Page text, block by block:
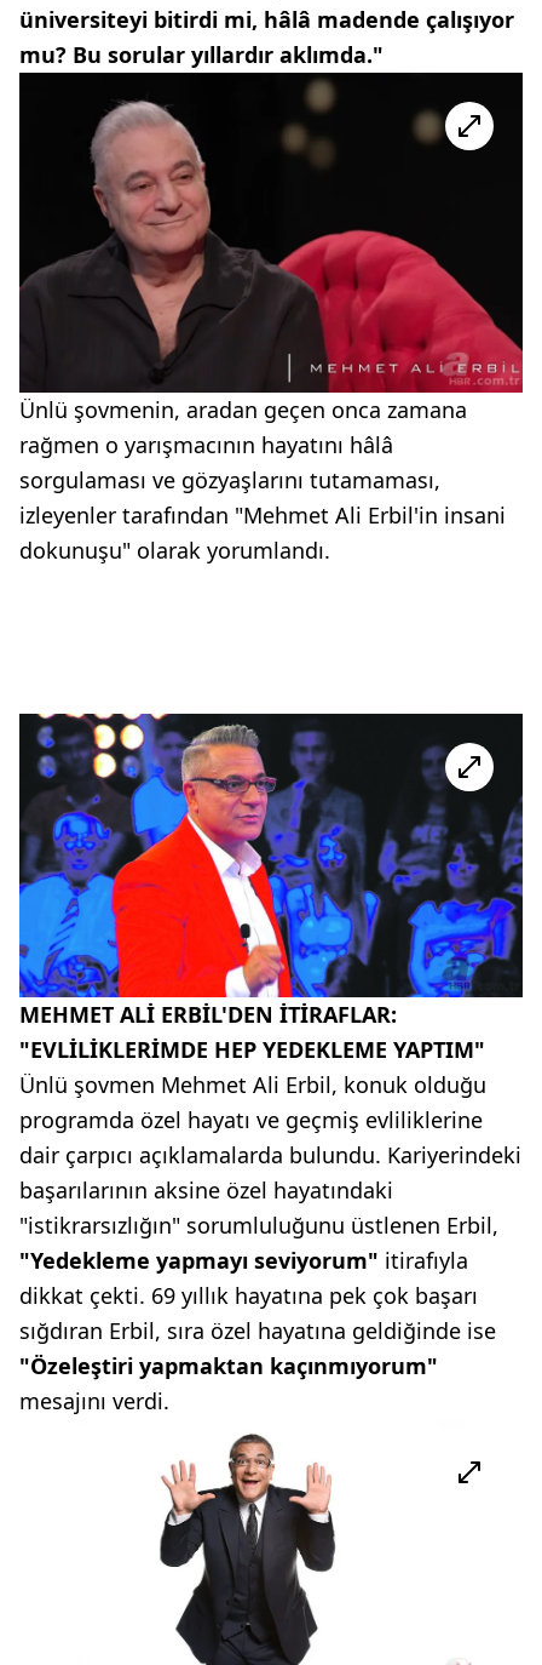
üniversiteyi bitirdi mi, hâlâ madende çalışıyor
mu? Bu sorular yıllardır aklımda."
Ünlü şovmenin, aradan geçen onca zamana
rağmen o yarışmacının hayatını hâlâ
sorgulaması ve gözyaşlarını tutamaması,
izleyenler tarafından "Mehmet Ali Erbil'in insani
dokunuşu" olarak yorumlandı.
MEHMET ALİ ERBİL'DEN İTİRAFLAR:
"EVLİLİKLERİMDE HEP YEDEKLEME YAPTIM"
Ünlü şovmen Mehmet Ali Erbil, konuk olduğu
programda özel hayatı ve geçmiş evliliklerine
dair çarpıcı açıklamalarda bulundu. Kariyerindeki
başarılarının aksine özel hayatındaki
"istikrarsızlığın" sorumluluğunu üstlenen Erbil,
"Yedekleme yapmayı seviyorum" itirafıyla
dikkat çekti. 69 yıllık hayatına pek çok başarı
sığdıran Erbil, sıra özel hayatına geldiğinde ise
"Özeleştiri yapmaktan kaçınmıyorum"
mesajını verdi.